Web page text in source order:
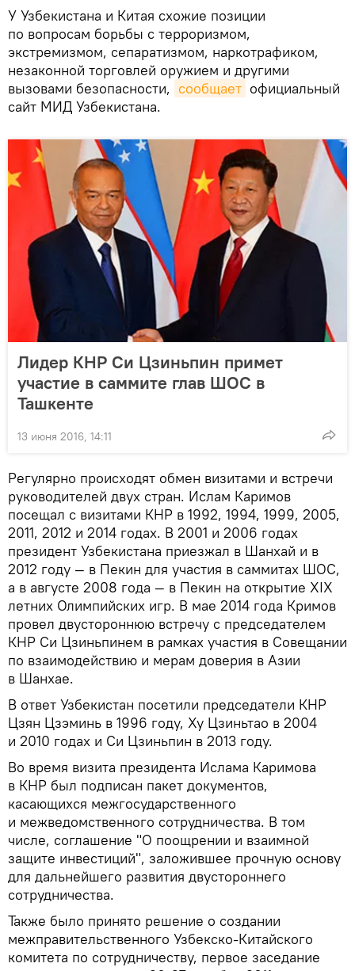
У Узбекистана и Китая схожие позиции
по вопросам борьбы с терроризмом,
экстремизмом, сепаратизмом, наркотрафиком,
незаконной торговлей оружием и другими
вызовами безопасности, сообщает официальный
сайт МИД Узбекистана.
Лидер КНР Си Цзиньпин примет
участие в саммите глав ШОС в
Ташкенте
13 июня 2016, 14:11
Регулярно происходят обмен визитами и встречи
руководителей двух стран. Ислам Каримов
посещал с визитами КНР в 1992, 1994, 1999, 2005,
2011, 2012 и 2014 годах. В 2001 и 2006 годах
президент Узбекистана приезжал в Шанхай и в
2012 году — в Пекин для участия в саммитах ШОС,
а в августе 2008 года — в Пекин на открытие XIX
летних Олимпийских игр. В мае 2014 года Кримов
провел двустороннюю встречу с председателем
КНР Си Цзиньпинем в рамках участия в Совещании
по взаимодействию и мерам доверия в Азии
в Шанхае.
В ответ Узбекистан посетили председатели КНР
Цзян Цзэминь в 1996 году, Ху Цзиньтао в 2004
и 2010 годах и Си Цзиньпин в 2013 году.
Во время визита президента Ислама Каримова
в КНР был подписан пакет документов,
касающихся межгосударственного
и межведомственного сотрудничества. В том
числе, соглашение "О поощрении и взаимной
защите инвестиций", заложившее прочную основу
для дальнейшего развития двустороннего
сотрудничества.
Также было принято решение о создании
межправительственного Узбекско-Китайского
комитета по сотрудничеству, первое заседание